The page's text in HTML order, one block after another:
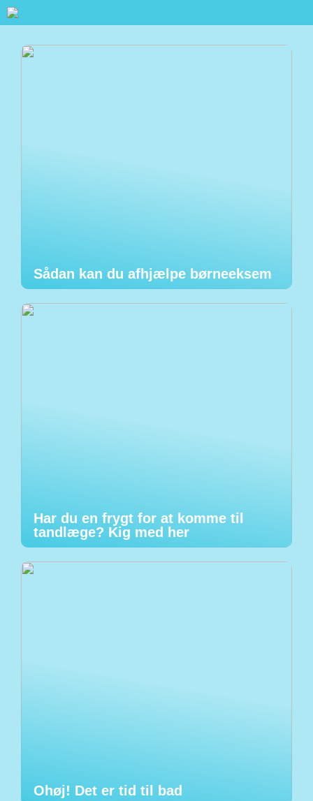
Sådan kan du afhjælpe børneeksem
Har du en frygt for at komme til
tandlæge? Kig med her
Ohøj! Det er tid til bad